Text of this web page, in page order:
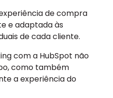
de compra
e adaptada às
de cada cliente.
com a HubSpot não
como também
a experiência do